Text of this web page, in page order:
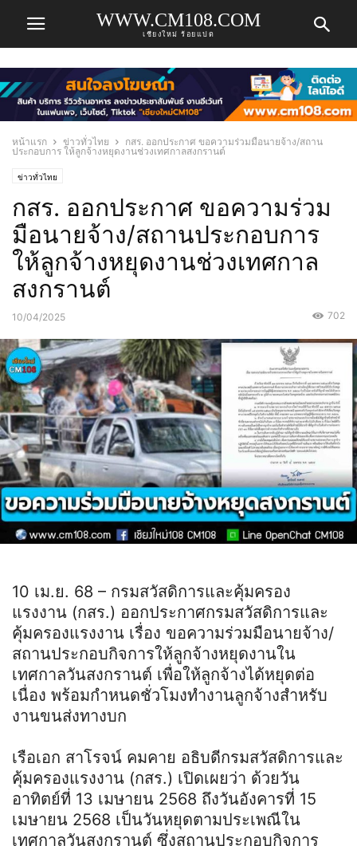
WWW.CM108.COM
เชียงใหม่ ร้อยแปด
หน้าแรก ข่าวทั่วไทย
กสร. ออกประกาศ ขอความร่วมมือนายจ้าง/สถาน
ประกอบการ ให้ลูกจ้างหยุดงานช่วงเทศกาลสงกรานต์
ข่าวทั่วไทย
กสร. ออกประกาศ ขอความร่วม
มือนายจ้าง/สถานประกอบการ
ให้ลูกจ้างหยุดงานช่วงเทศกาล
สงกรานต์
10/04/2025 702
10 เม.ย. 68 – กรมสวัสดิการและคุ้มครอง
แรงงาน (กสร.) ออกประกาศกรมสวัสดิการและ
คุ้มครองแรงงาน เรื่อง ขอความร่วมมือนายจ้าง/
สถานประกอบกิจการให้ลูกจ้างหยุดงานใน
เทศกาลวันสงกรานต์ เพื่อให้ลูกจ้างได้หยุดต่อ
เนื่อง พร้อมกำหนดชั่วโมงทำงานลูกจ้างสำหรับ
งานขนส่งทางบก
เรือเอก สาโรจน์ คมคาย อธิบดีกรมสวัสดิการและ
คุ้มครองแรงงาน (กสร.) เปิดเผยว่า ด้วยวัน
อาทิตย์ที่ 13 เมษายน 2568 ถึงวันอังคารที่ 15
เมษายน 2568 เป็นวันหยุดตามประเพณีใน
เทศกาลวันสงกรานต์ ซึ่งสถานประกอบกิจการ